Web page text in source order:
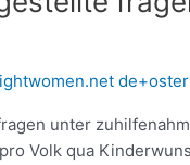
unter
Volk qua